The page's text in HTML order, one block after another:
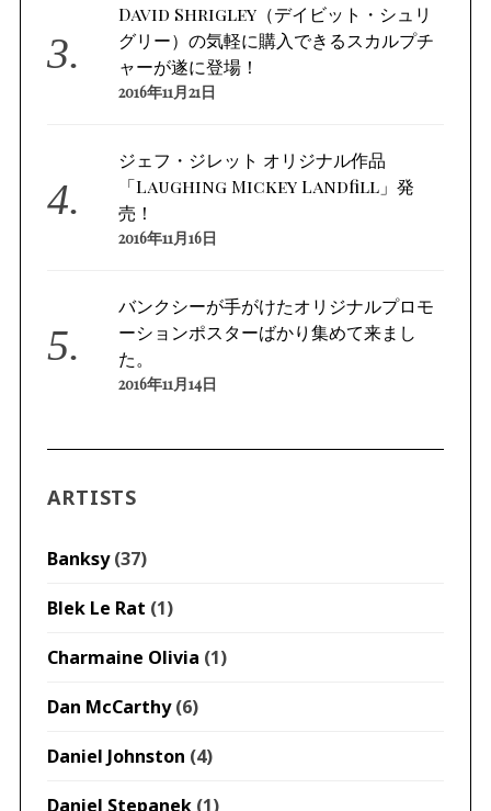
David Shrigley（デイビット・シュリ
グリー）の気軽に購入できるスカルプチ
ャーが遂に登場！
2016年11月21日
ジェフ・ジレット オリジナル作品
「Laughing Mickey Landfill」発
売！
2016年11月16日
バンクシーが手がけたオリジナルプロモ
ーションポスターばかり集めて来まし
た。
2016年11月14日
ARTISTS
Banksy(37)
Blek Le Rat (1)
Charmaine Olivia (1)
Dan McCarthy(6)
Daniel Johnston (4)
Daniel Stepanek(1)